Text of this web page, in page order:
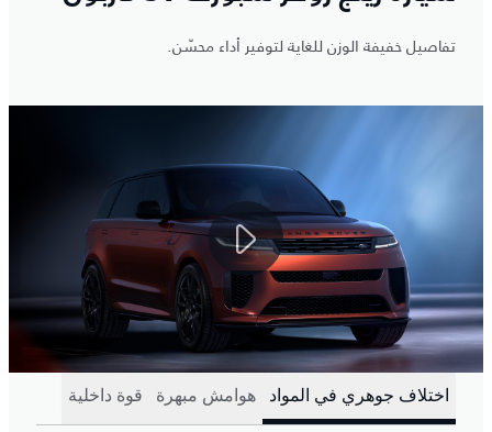
تفاصيل خفيفة الوزن للغاية لتوفير أداء محسّن.
اختلاف جوهري في المواد هوامش مبهرة قوة داخلية